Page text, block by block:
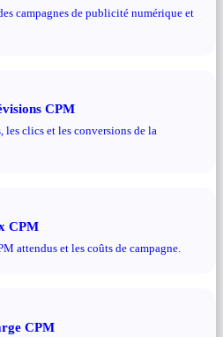
campagnes de publicité numérique et
CPM
les clics et les conversions de la
CPM
attendus et les coûts de campagne.
CPM